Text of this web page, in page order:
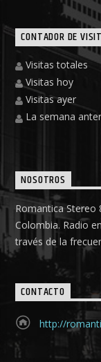
CONTADOR DE
Visitas totales
Visitas hoy
Visitas ayer
La semana
NOSOTROS
Romantica Stereo
Colombia. Radio
través de la
CONTACTO
http://